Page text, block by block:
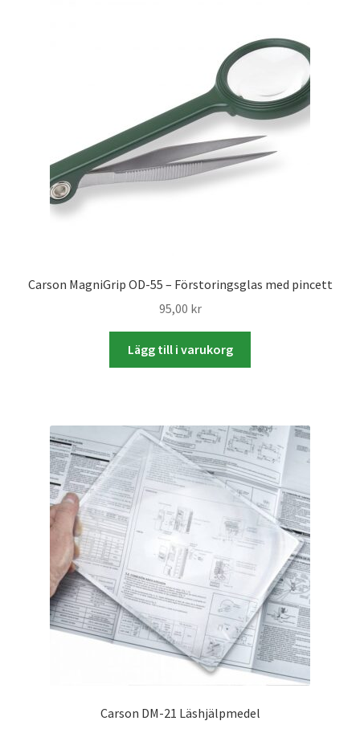
Tackkort
Almanacka / Kalender
Rädda dina raderade bilder
ID/ Körkort / Visumfoto
Skadefoto / Försäkringsärenden
Skolfoto / Idrottsförening
Nyfödda
Information
Carson MagniGrip OD-55 – Förstoringsglas med pincett
95,00 kr
Lägg till i varukorg
Carson DM-21 Läshjälpmedel